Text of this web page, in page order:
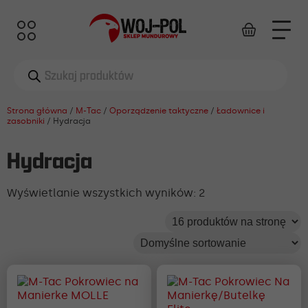
produktów
Strona główna / M-Tac / Oporządzenie taktyczne / Ładownice i
zasobniki / Hydracja
Hydracja
Wyświetlanie wszystkich wyników: 2